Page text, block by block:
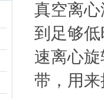
真空离
到足够
速离心
带，用